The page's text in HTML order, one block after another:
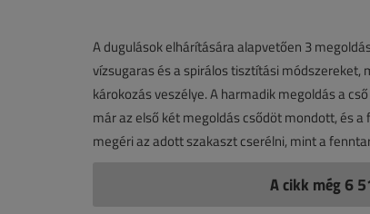
A dugulások elhárítására alapvetően 3
vízsugaras és a spirálos tisztítási
károkozás veszélye. A harmadik megoldás a
már az első két megoldás csődöt mondott, és
megéri az adott szakaszt cserélni, mint a
A cikk még 6